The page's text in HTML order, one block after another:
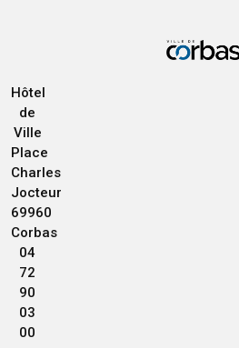
Hôtel
de
Ville
Place
Charles
Jocteur
69960
Corbas
04
72
90
03
00